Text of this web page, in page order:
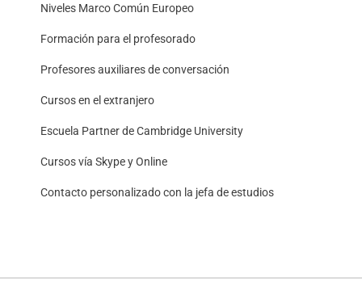
Niveles Marco Común Europeo
Formación para el profesorado
Profesores auxiliares de conversación
Cursos en el extranjero
Escuela Partner de Cambridge University
Cursos vía Skype y Online
Contacto personalizado con la jefa de estudios